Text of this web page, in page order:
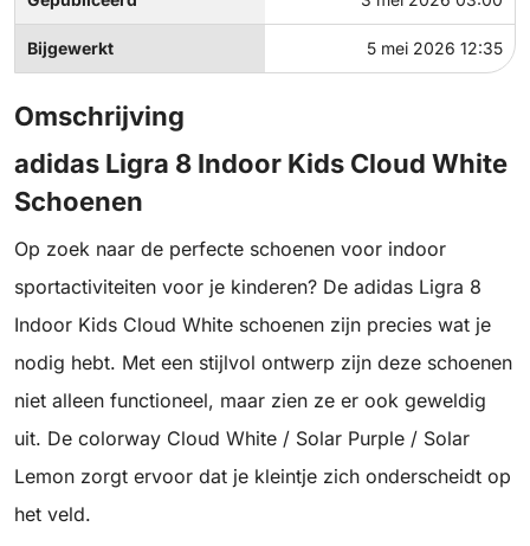
Bijgewerkt 5 mei 2026 12:35
Omschrijving
adidas Ligra 8 Indoor Kids Cloud White
Schoenen
Op zoek naar de perfecte schoenen voor indoor
sportactiviteiten voor je kinderen? De adidas Ligra 8
Indoor Kids Cloud White schoenen zijn precies wat je
nodig hebt. Met een stijlvol ontwerp zijn deze schoenen
niet alleen functioneel, maar zien ze er ook geweldig
uit. De colorway Cloud White / Solar Purple / Solar
Lemon zorgt ervoor dat je kleintje zich onderscheidt op
het veld.